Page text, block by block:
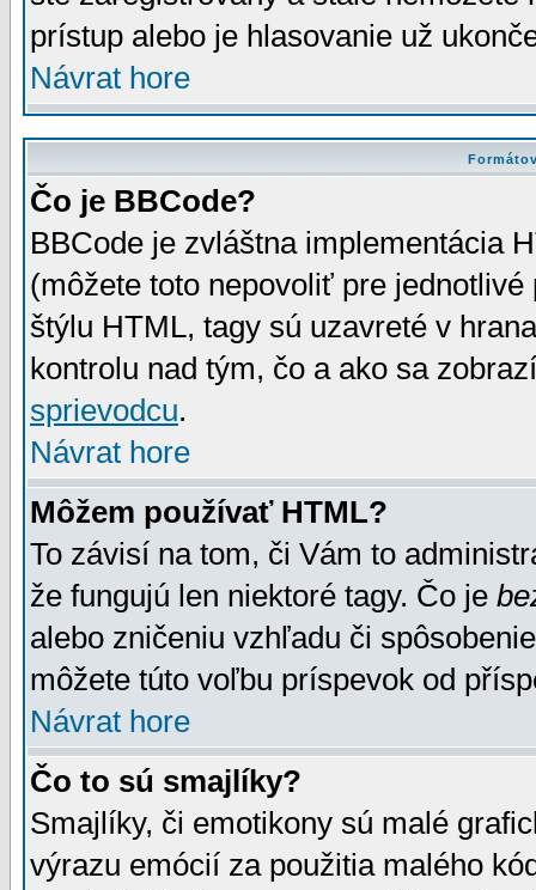
prístup alebo je hlasovanie už
Návrat hore
Čo je BBCode?
BBCode je zvláštna implementácia
(môžete toto nepovoliť pre
štýlu HTML, tagy sú uzavreté v
kontrolu nad tým, čo a ako sa
sprievodcu.
Návrat hore
Môžem používať HTML?
To závisí na tom, či Vám to
že fungujú len niektoré tagy. Čo je
alebo zničeniu vzhľadu či
môžete túto voľbu príspevok od
Návrat hore
Čo to sú smajlíky?
Smajlíky, či emotikony sú malé
výrazu emócií za použitia malého